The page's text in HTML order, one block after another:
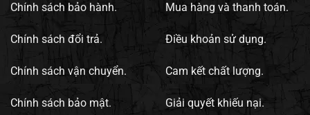
Chính sách bảo hành.
Chính sách đổi trả.
Chính sách vận chuyển.
Chính sách bảo mật.
Mua hàng và thanh toán.
Điều khoản sử dụng.
Cam kết chất lượng.
Giải quyết khiếu nại.